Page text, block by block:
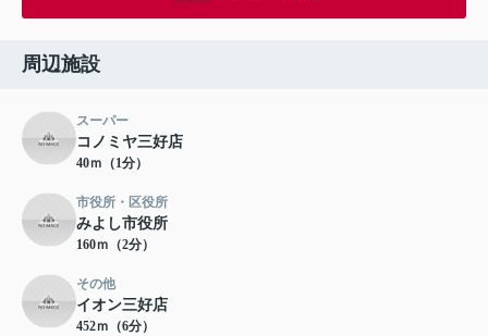
周辺施設
スーパー
コノミヤ三好店
40ｍ（1分）
市役所・区役所
みよし市役所
160ｍ（2分）
その他
イオン三好店
452ｍ（6分）